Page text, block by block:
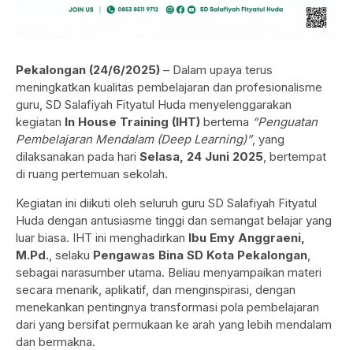
Pekalongan (24/6/2025) – Dalam upaya terus
meningkatkan kualitas pembelajaran dan profesionalisme
guru, SD Salafiyah Fityatul Huda menyelenggarakan
kegiatan In House Training (IHT) bertema “Penguatan
Pembelajaran Mendalam (Deep Learning)”, yang
dilaksanakan pada hari Selasa, 24 Juni 2025, bertempat
di ruang pertemuan sekolah.
Kegiatan ini diikuti oleh seluruh guru SD Salafiyah Fityatul
Huda dengan antusiasme tinggi dan semangat belajar yang
luar biasa. IHT ini menghadirkan Ibu Emy Anggraeni,
M.Pd., selaku Pengawas Bina SD Kota Pekalongan,
sebagai narasumber utama. Beliau menyampaikan materi
secara menarik, aplikatif, dan menginspirasi, dengan
menekankan pentingnya transformasi pola pembelajaran
dari yang bersifat permukaan ke arah yang lebih mendalam
dan bermakna.